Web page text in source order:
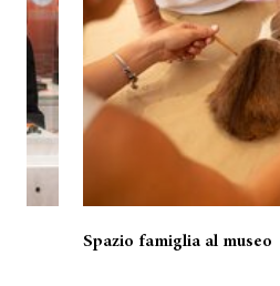
Spazio famiglia al museo